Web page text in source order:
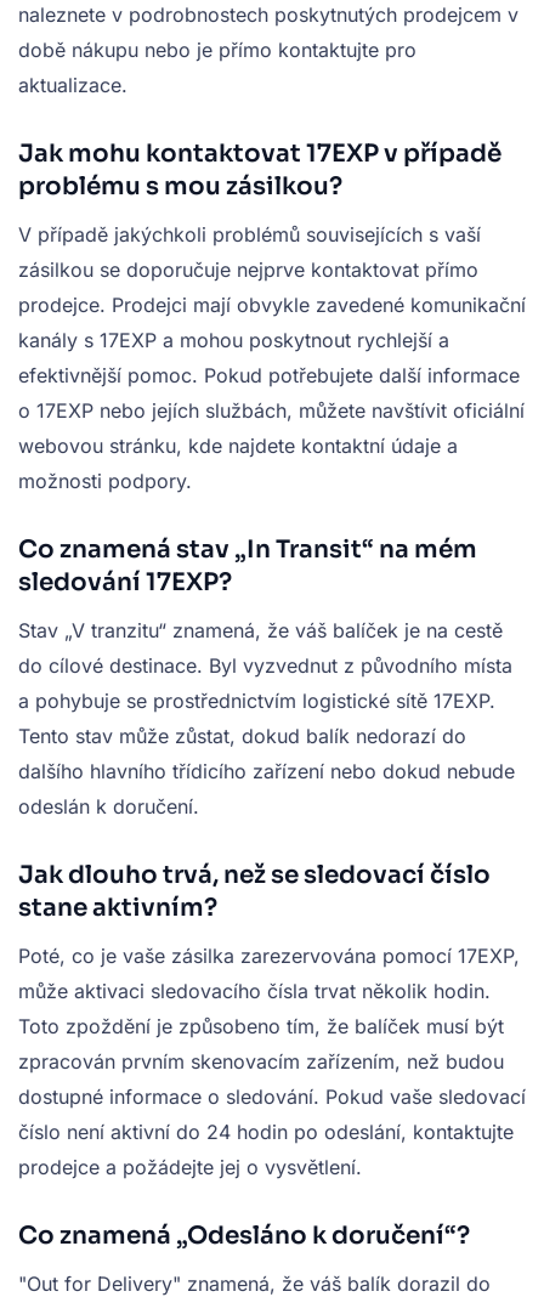
naleznete v podrobnostech poskytnutých prodejcem v
době nákupu nebo je přímo kontaktujte pro
aktualizace.
Jak mohu kontaktovat 17EXP v případě
problému s mou zásilkou?
V případě jakýchkoli problémů souvisejících s vaší
zásilkou se doporučuje nejprve kontaktovat přímo
prodejce. Prodejci mají obvykle zavedené komunikační
kanály s 17EXP a mohou poskytnout rychlejší a
efektivnější pomoc. Pokud potřebujete další informace
o 17EXP nebo jejích službách, můžete navštívit oficiální
webovou stránku, kde najdete kontaktní údaje a
možnosti podpory.
Co znamená stav „In Transit“ na mém
sledování 17EXP?
Stav „V tranzitu“ znamená, že váš balíček je na cestě
do cílové destinace. Byl vyzvednut z původního místa
a pohybuje se prostřednictvím logistické sítě 17EXP.
Tento stav může zůstat, dokud balík nedorazí do
dalšího hlavního třídicího zařízení nebo dokud nebude
odeslán k doručení.
Jak dlouho trvá, než se sledovací číslo
stane aktivním?
Poté, co je vaše zásilka zarezervována pomocí 17EXP,
může aktivaci sledovacího čísla trvat několik hodin.
Toto zpoždění je způsobeno tím, že balíček musí být
zpracován prvním skenovacím zařízením, než budou
dostupné informace o sledování. Pokud vaše sledovací
číslo není aktivní do 24 hodin po odeslání, kontaktujte
prodejce a požádejte jej o vysvětlení.
Co znamená „Odesláno k doručení“?
"Out for Delivery" znamená, že váš balík dorazil do